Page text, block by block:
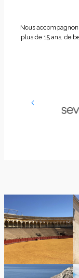
Nous
plus de 15 ans, de